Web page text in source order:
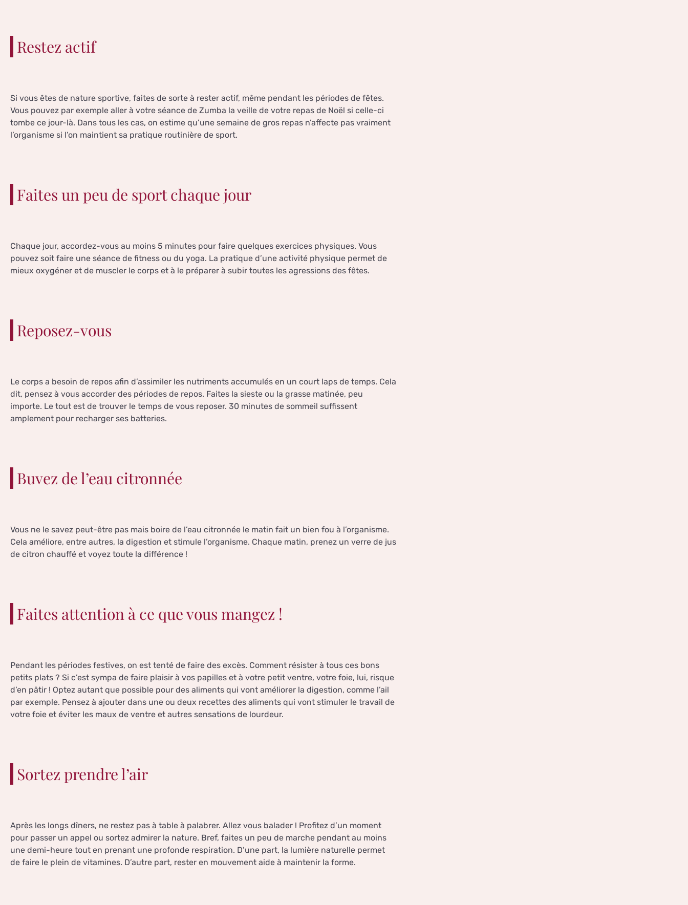
Restez actif
Si vous êtes de nature sportive, faites de sorte à rester actif, même pendant les périodes de fêtes.
Vous pouvez par exemple aller à votre séance de Zumba la veille de votre repas de Noël si celle-ci
tombe ce jour-là. Dans tous les cas, on estime qu’une semaine de gros repas n’affecte pas vraiment
l’organisme si l’on maintient sa pratique routinière de sport.
Faites un peu de sport chaque jour
Chaque jour, accordez-vous au moins 5 minutes pour faire quelques exercices physiques. Vous
pouvez soit faire une séance de fitness ou du yoga. La pratique d’une activité physique permet de
mieux oxygéner et de muscler le corps et à le préparer à subir toutes les agressions des fêtes.
Reposez-vous
Le corps a besoin de repos afin d’assimiler les nutriments accumulés en un court laps de temps. Cela
dit, pensez à vous accorder des périodes de repos. Faites la sieste ou la grasse matinée, peu
importe. Le tout est de trouver le temps de vous reposer. 30 minutes de sommeil suffissent
amplement pour recharger ses batteries.
Buvez de l’eau citronnée
Vous ne le savez peut-être pas mais boire de l’eau citronnée le matin fait un bien fou à l’organisme.
Cela améliore, entre autres, la digestion et stimule l’organisme. Chaque matin, prenez un verre de jus
de citron chauffé et voyez toute la différence !
Faites attention à ce que vous mangez !
Pendant les périodes festives, on est tenté de faire des excès. Comment résister à tous ces bons
petits plats ? Si c’est sympa de faire plaisir à vos papilles et à votre petit ventre, votre foie, lui, risque
d’en pâtir ! Optez autant que possible pour des aliments qui vont améliorer la digestion, comme l’ail
par exemple. Pensez à ajouter dans une ou deux recettes des aliments qui vont stimuler le travail de
votre foie et éviter les maux de ventre et autres sensations de lourdeur.
Sortez prendre l’air
Après les longs dîners, ne restez pas à table à palabrer. Allez vous balader ! Profitez d’un moment
pour passer un appel ou sortez admirer la nature. Bref, faites un peu de marche pendant au moins
une demi-heure tout en prenant une profonde respiration. D’une part, la lumière naturelle permet
de faire le plein de vitamines. D’autre part, rester en mouvement aide à maintenir la forme.